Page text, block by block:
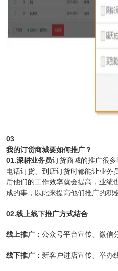
03
我的订货商城要如何推广？
01.深耕业务员订货商城的推广很
电话订货、到店订货时都能让业务
后他们的工作效率就会提高，业绩
成的事，以此来提高他们推广的积
02.线上线下推广方式结合
线上推广： 公众号平台宣传、微信
线下推广： 新客户进店宣传、举办